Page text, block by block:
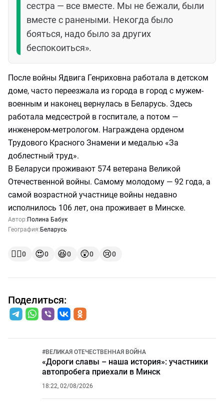
сестра — все вместе. Мы не бежали, были
вместе с ранеными. Некогда было
бояться, надо было за других
беспокоиться».
После войны Ядвига Генриховна работала в детском
доме, часто переезжала из города в город с мужем-
военным и наконец вернулась в Беларусь. Здесь
работала медсестрой в госпитале, а потом —
инженером-метрологом. Награждена орденом
Трудового Красного Знамени и медалью «За
доблестный труд».
В Беларуси проживают 574 ветерана Великой
Отечественной войны. Самому молодому — 92 года, а
самой возрастной участнице войны недавно
исполнилось 106 лет, она проживает в Минске.
Автор: Полина Бабук
География: Беларусь
👍🏻0 😍0 😆0 😲0 😢0
Поделиться:
#ВЕЛИКАЯ ОТЕЧЕСТВЕННАЯ ВОЙНА
«Дороги славы – наша история»: участники
автопробега приехали в Минск
18:22, 02/08/2026